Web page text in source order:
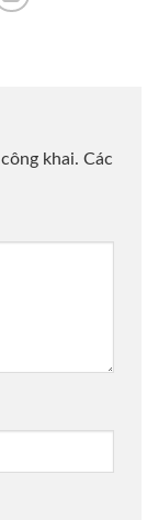
khai. Các